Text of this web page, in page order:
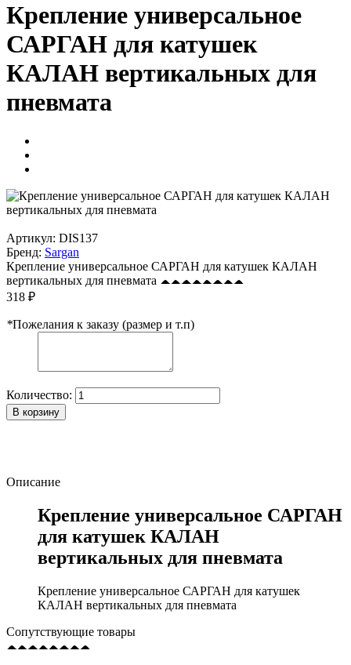
Крепление универсальное
САРГАН для катушек
КАЛАН вертикальных для
пневмата
Артикул: DIS137
Бренд: Sargan
Крепление универсальное САРГАН для катушек КАЛАН
вертикальных для пневмата
318 ₽
*Пожелания к заказу (размер и т.п)
Количество:
В корзину
Описание
Крепление универсальное САРГАН
для катушек КАЛАН
вертикальных для пневмата
Крепление универсальное САРГАН для катушек
КАЛАН вертикальных для пневмата
Сопутствующие товары